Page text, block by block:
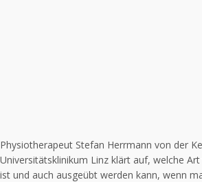
Physiotherapeut Stefan Herrmann von der
Universitätsklinikum Linz klärt auf, welche
ist und auch ausgeübt werden kann, wenn